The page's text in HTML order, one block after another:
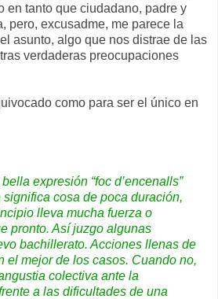
en tanto que ciudadano, padre y
pero, excusadme, me parece la
asunto, algo que nos distrae de las
verdaderas preocupaciones
como para ser el único en
expresión “foc d’encenalls”
significa cosa de poca duración,
lleva mucha fuerza o
pronto. Así juzgo algunas
bachillerato. Acciones llenas de
el mejor de los casos. Cuando no,
colectiva ante la
a las dificultades de una